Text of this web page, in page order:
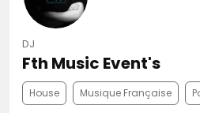
DJ
Fth Music Event's
House Musique Française